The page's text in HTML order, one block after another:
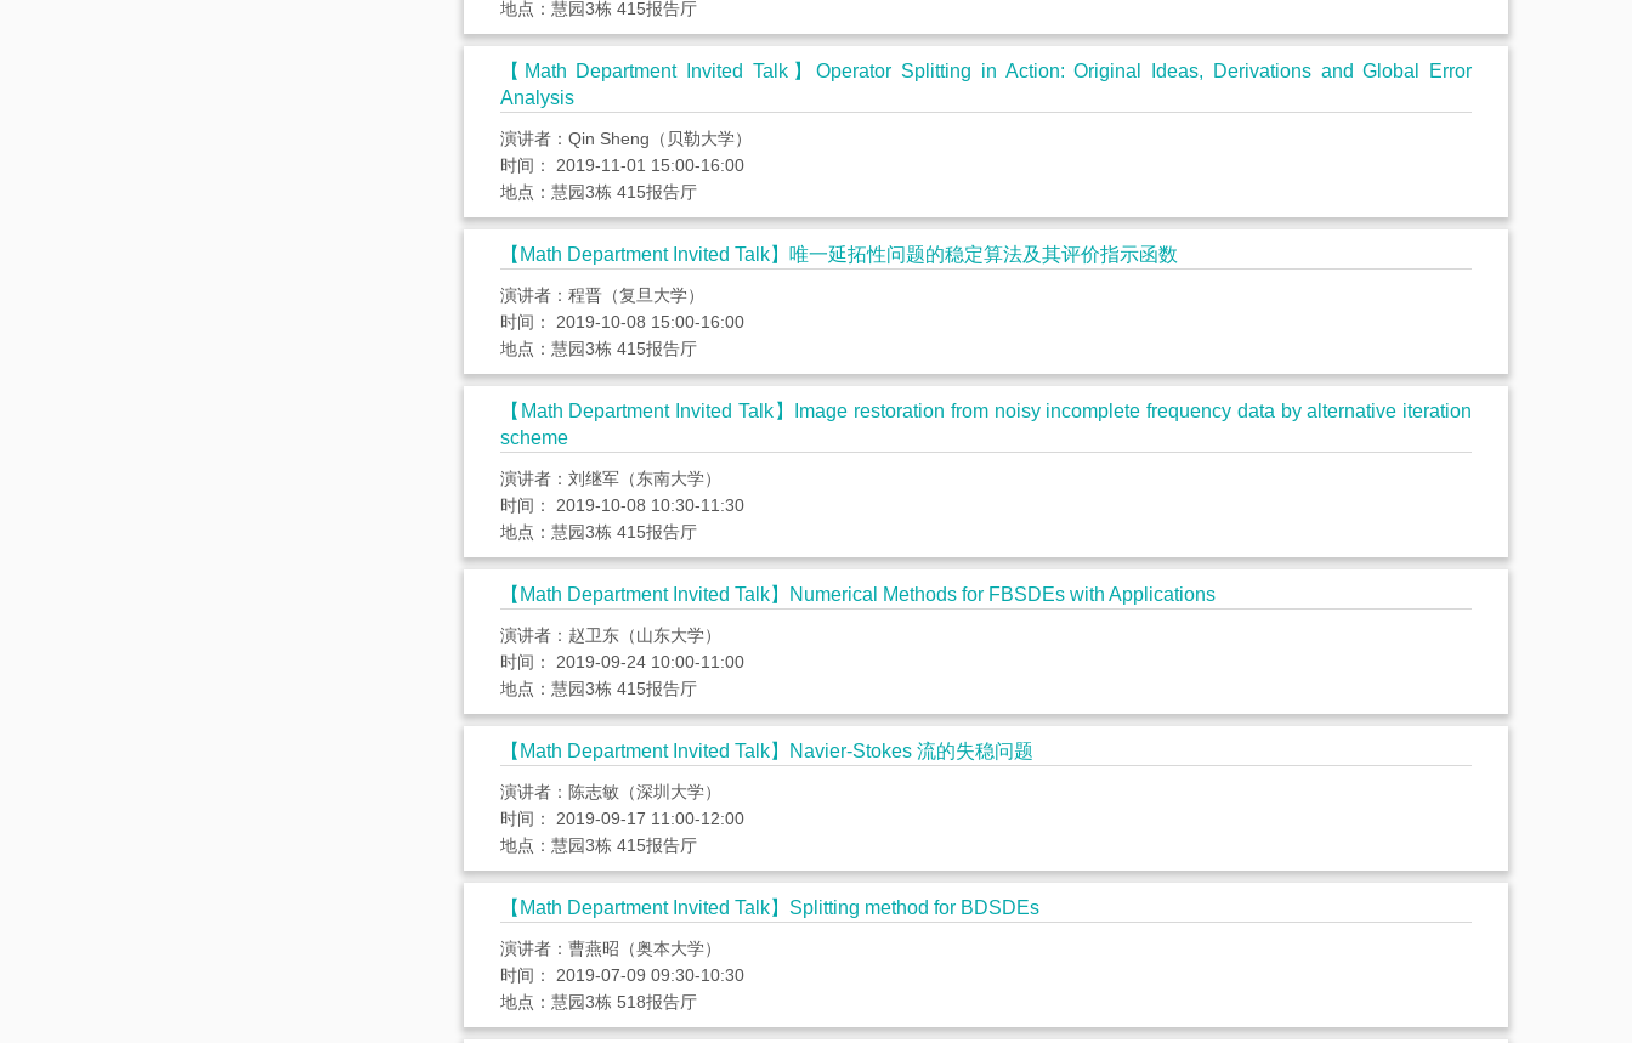
资
源
校
历
书
地点：慧园3栋 415报告厅
【Math Department Invited Talk】Operator Splitting in Action: Original Ideas, Derivations and Global Error
Analysis
演讲者：Qin Sheng（贝勒大学）
时间： 2019-11-01 15:00-16:00
地点：慧园3栋 415报告厅
【Math Department Invited Talk】唯一延拓性问题的稳定算法及其评价指示函数
演讲者：程晋（复旦大学）
时间： 2019-10-08 15:00-16:00
地点：慧园3栋 415报告厅
【Math Department Invited Talk】Image restoration from noisy incomplete frequency data by alternative iteration
scheme
演讲者：刘继军（东南大学）
时间： 2019-10-08 10:30-11:30
地点：慧园3栋 415报告厅
【Math Department Invited Talk】Numerical Methods for FBSDEs with Applications
演讲者：赵卫东（山东大学）
时间： 2019-09-24 10:00-11:00
地点：慧园3栋 415报告厅
【Math Department Invited Talk】Navier-Stokes 流的失稳问题
演讲者：陈志敏（深圳大学）
时间： 2019-09-17 11:00-12:00
地点：慧园3栋 415报告厅
【Math Department Invited Talk】Splitting method for BDSDEs
演讲者：曹燕昭（奥本大学）
时间： 2019-07-09 09:30-10:30
地点：慧园3栋 518报告厅